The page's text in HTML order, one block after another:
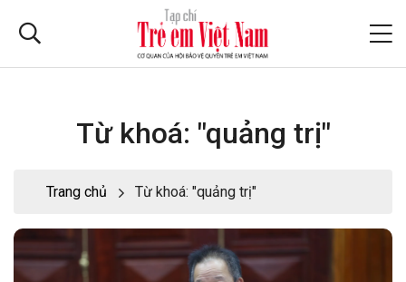
Từ khoá: "quảng trị"
Trang chủ Từ khoá: "quảng trị"